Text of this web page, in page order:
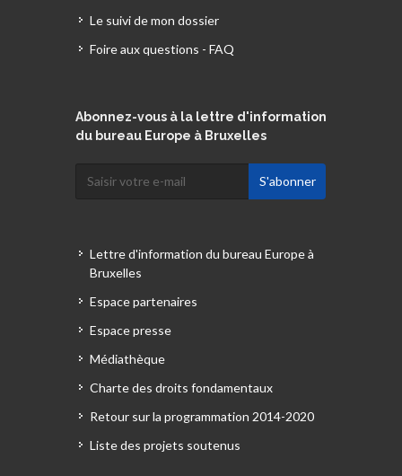
Le suivi de mon dossier
Foire aux questions - FAQ
Abonnez-vous à la lettre d'information
du bureau Europe à Bruxelles
Lettre d'information du bureau Europe à
Bruxelles
Espace partenaires
Espace presse
Médiathèque
Charte des droits fondamentaux
Retour sur la programmation 2014-2020
Liste des projets soutenus